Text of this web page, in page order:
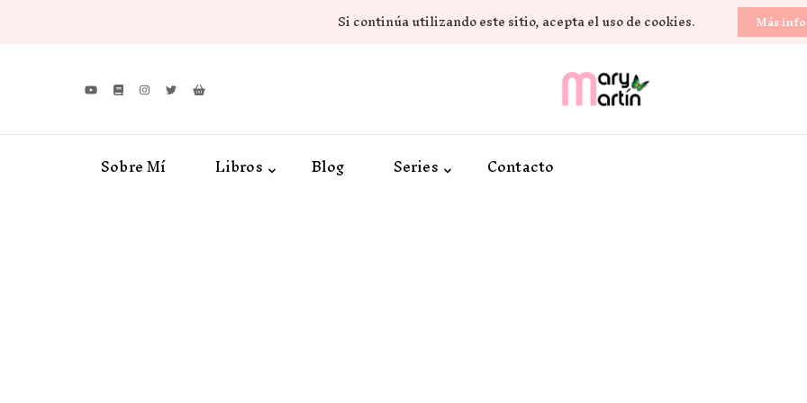
Si continúa utilizando este sitio, acepta el uso de cookies. Más
Novela Romántica y Lifestyle
Sobre Mí Libros Blog Series Contacto